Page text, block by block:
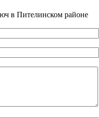
в Пителинском районе